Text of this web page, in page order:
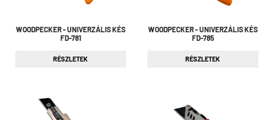
WOODPECKER - UNIVERZÁLIS KÉS
FD-781
RÉSZLETEK
WOODPECKER - UNIVERZÁLIS KÉS
FD-785
RÉSZLETEK